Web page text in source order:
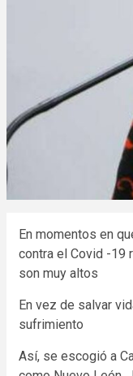
En momentos en
contra el Covid -19
son muy altos
En vez de salvar
sufrimiento
Así, se escogió a